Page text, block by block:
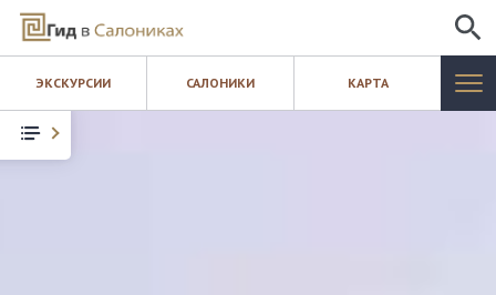
ИСКАТЬ
ЭКСКУРСИИ САЛОНИКИ КАРТА
САЛОНИКИ